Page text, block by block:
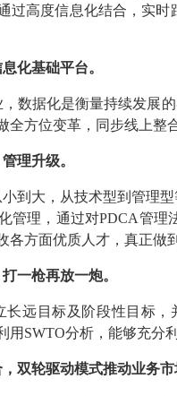
过高度信息化结合，实
化基础平台。
数据化是衡量持续发展
全方位变革，同步线上整
理升级。
到大，从技术型到管理
管理，通过对PDCA管
各方面优质人才，真正做
一枪再放一炮。
长远目标及阶段性目标
用SWTO分析，能够充分
双轮驱动模式推动业务市